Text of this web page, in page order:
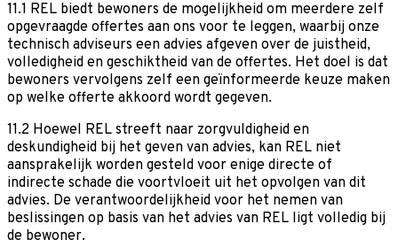
11.1 REL biedt bewoners de mogelijkheid om meerdere zelf
opgevraagde offertes aan ons voor te leggen, waarbij onze
technisch adviseurs een advies afgeven over de juistheid,
volledigheid en geschiktheid van de offertes. Het doel is dat
bewoners vervolgens zelf een geïnformeerde keuze maken
op welke offerte akkoord wordt gegeven.
11.2 Hoewel REL streeft naar zorgvuldigheid en
deskundigheid bij het geven van advies, kan REL niet
aansprakelijk worden gesteld voor enige directe of
indirecte schade die voortvloeit uit het opvolgen van dit
advies. De verantwoordelijkheid voor het nemen van
beslissingen op basis van het advies van REL ligt volledig bij
de bewoner.